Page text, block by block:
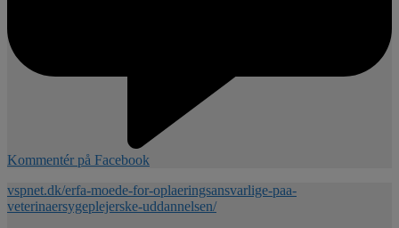
Kommentér på Facebook
vspnet.dk/erfa-moede-for-oplaeringsansvarlige-paa-
veterinaersygeplejerske-uddannelsen/